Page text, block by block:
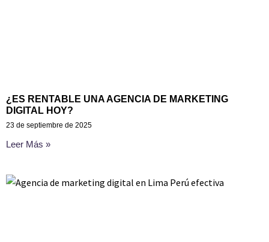
¿ES RENTABLE UNA AGENCIA DE MARKETING
DIGITAL HOY?
23 de septiembre de 2025
Leer Más »